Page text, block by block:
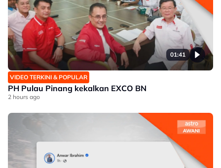
01:41
VIDEO TERKINI & POPULAR
PH Pulau Pinang kekalkan EXCO BN
2 hours ago